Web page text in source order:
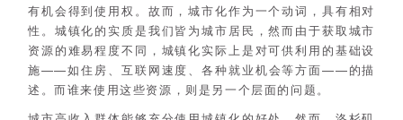
有机会得到使用权。故而，城市化作为一个动词，具有相对
性。城镇化的实质是我们皆为城市居民，然而由于获取城市
资源的难易程度不同，城镇化实际上是对可供利用的基础设
施——如住房、互联网速度、各种就业机会等方面——的描
述。而谁来使用这些资源，则是另一个层面的问题。